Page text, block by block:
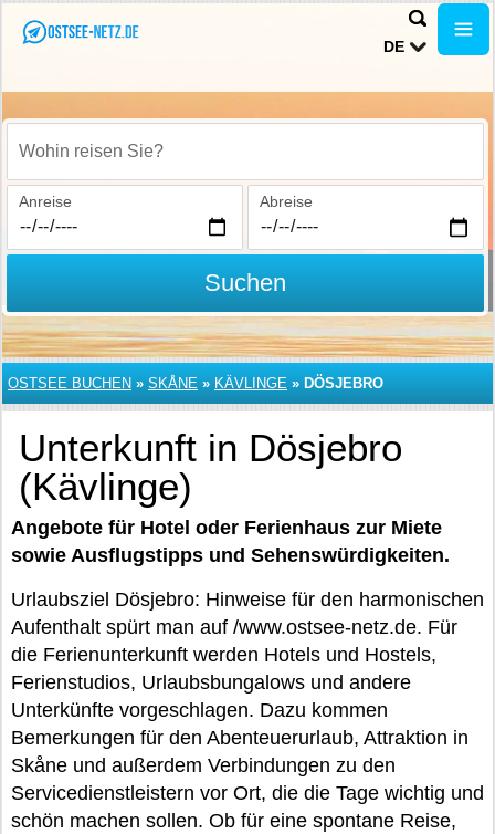
DE
Wohin reisen Sie?
Anreise Abreise
Suchen
OSTSEE BUCHEN » SKÅNE » KÄVLINGE » DÖSJEBRO
Unterkunft in Dösjebro
(Kävlinge)
Angebote für Hotel oder Ferienhaus zur Miete
sowie Ausflugstipps und Sehenswürdigkeiten.
Urlaubsziel Dösjebro: Hinweise für den harmonischen
Aufenthalt spürt man auf /www.ostsee-netz.de. Für
die Ferienunterkunft werden Hotels und Hostels,
Ferienstudios, Urlaubsbungalows und andere
Unterkünfte vorgeschlagen. Dazu kommen
Bemerkungen für den Abenteuerurlaub, Attraktion in
Skåne und außerdem Verbindungen zu den
Servicedienstleistern vor Ort, die die Tage wichtig und
schön machen sollen. Ob für eine spontane Reise,